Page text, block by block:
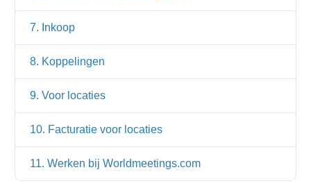
7. Inkoop
8. Koppelingen
9. Voor locaties
10. Facturatie voor locaties
11. Werken bij Worldmeetings.com